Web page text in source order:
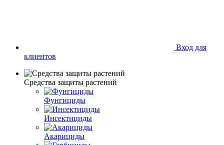
Вход для
клиентов
Средства защиты растений
Фунгициды
Инсектициды
Акарициды